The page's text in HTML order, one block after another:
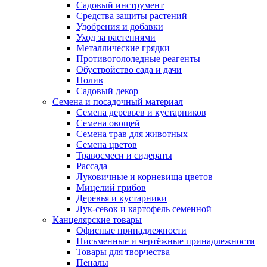
Садовый инструмент
Средства защиты растений
Удобрения и добавки
Уход за растениями
Металлические грядки
Противогололедные реагенты
Обустройство сада и дачи
Полив
Садовый декор
Семена и посадочный материал
Семена деревьев и кустарников
Семена овощей
Семена трав для животных
Семена цветов
Травосмеси и сидераты
Рассада
Луковичные и корневища цветов
Мицелий грибов
Деревья и кустарники
Лук-севок и картофель семенной
Канцелярские товары
Офисные принадлежности
Письменные и чертёжные принадлежности
Товары для творчества
Пеналы